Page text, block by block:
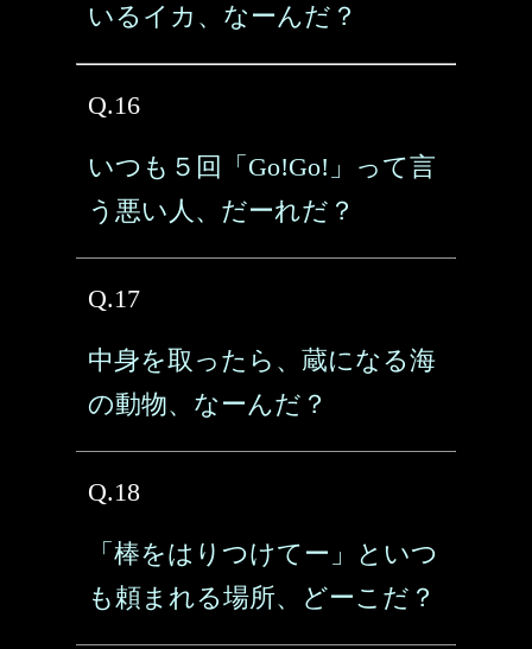
いるイカ、なーんだ？
Q.16
いつも５回「Go!Go!」って言
う悪い人、だーれだ？
Q.17
中身を取ったら、蔵になる海
の動物、なーんだ？
Q.18
「棒をはりつけてー」といつ
も頼まれる場所、どーこだ？